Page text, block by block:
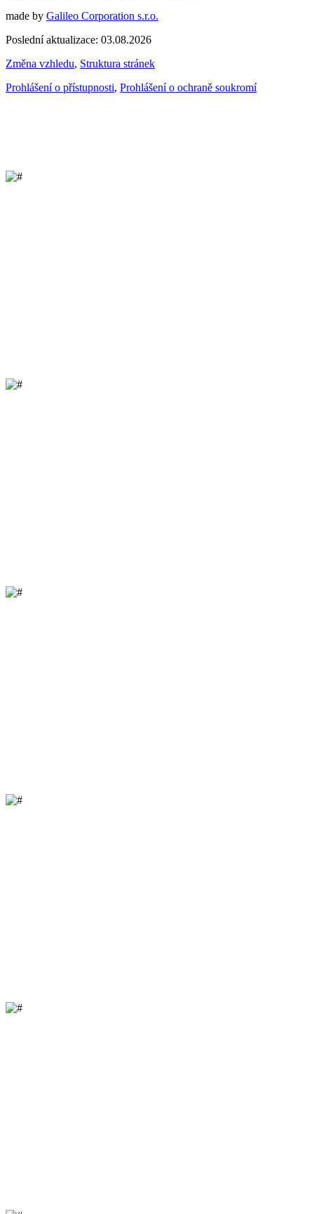
made by Galileo Corporation s.r.o.
Poslední aktualizace: 03.08.2026
Změna vzhledu, Struktura stránek
Prohlášení o přístupnosti, Prohlášení o ochraně soukromí